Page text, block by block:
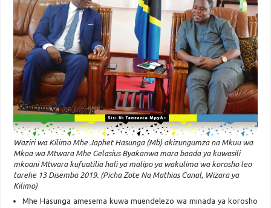
Waziri wa Kilimo Mhe Japhet Hasunga (Mb) akizungumza na Mkuu wa
Mkoa wa Mtwara Mhe Gelasius Byakanwa mara baada ya kuwasili
mkoani Mtwara kufuatilia hali ya malipo ya wakulima wa korosho leo
tarehe 13 Disemba 2019. (Picha Zote Na Mathias Canal, Wizara ya
Kilimo)
Mhe Hasunga amesema kuwa muendelezo wa minada ya korosho